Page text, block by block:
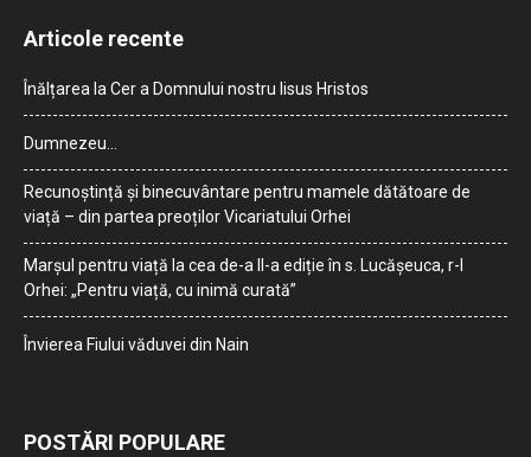
Articole recente
Înălțarea la Cer a Domnului nostru Iisus Hristos
Dumnezeu…
Recunoștință și binecuvântare pentru mamele dătătoare de
viață – din partea preoților Vicariatului Orhei
Marșul pentru viață la cea de-a II-a ediție în s. Lucășeuca, r-l
Orhei: „Pentru viață, cu inimă curată”
Învierea Fiului văduvei din Nain
POSTĂRI POPULARE